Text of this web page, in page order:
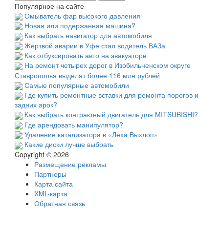
Популярное на сайте
Омыватель фар высокого давления
Новая или подержанная машина?
Как выбрать навигатор для автомобиля
Жертвой аварии в Уфе стал водитель ВАЗа
Как отбуксировать авто на эвакуаторе
На ремонт четырех дорог в Изобильненском округе
Ставрополья выделят более 116 млн рублей
Самые популярные автомобили
Где купить ремонтные вставки для ремонта порогов и
задних арок?
Как выбрать контрактный двигатель для MITSUBISHI?
Где арендовать манипулятор?
Удаление катализатора в «Лёха Выхлоп»
Какие диски лучше выбрать
Copyright © 2026
Размещение рекламы
Партнеры
Карта сайта
XML-карта
Обратная связь